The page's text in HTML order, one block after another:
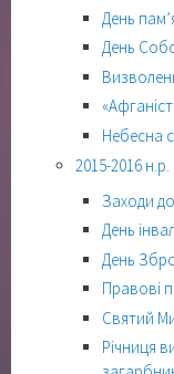
День
День
Небесна
2015-2016 н.р.
Заходи
День
День
Правові
Святий
Річниця